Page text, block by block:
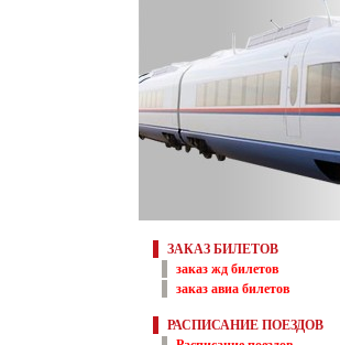
ЗАКАЗ БИЛЕТОВ
заказ жд билетов
заказ авиа билетов
РАСПИСАНИЕ ПОЕЗДОВ